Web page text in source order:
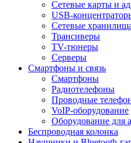
Сетевые карты и
USB-
Сетевые
Трансиверы
TV-тюнеры
Серверы
Смартфоны и связь
Смартфоны
Радиотелефоны
Проводные
VoIP-оборудование
Оборудование для
Беспроводная колонка